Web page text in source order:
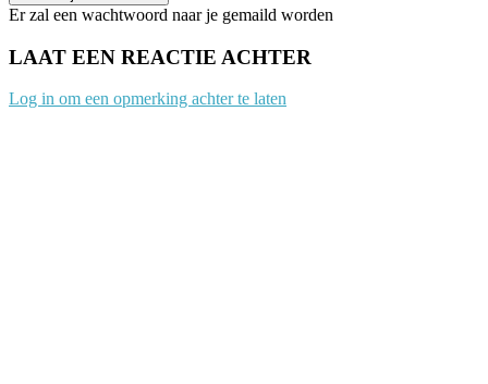
Er zal een wachtwoord naar je gemaild worden
LAAT EEN REACTIE ACHTER
Log in om een opmerking achter te laten